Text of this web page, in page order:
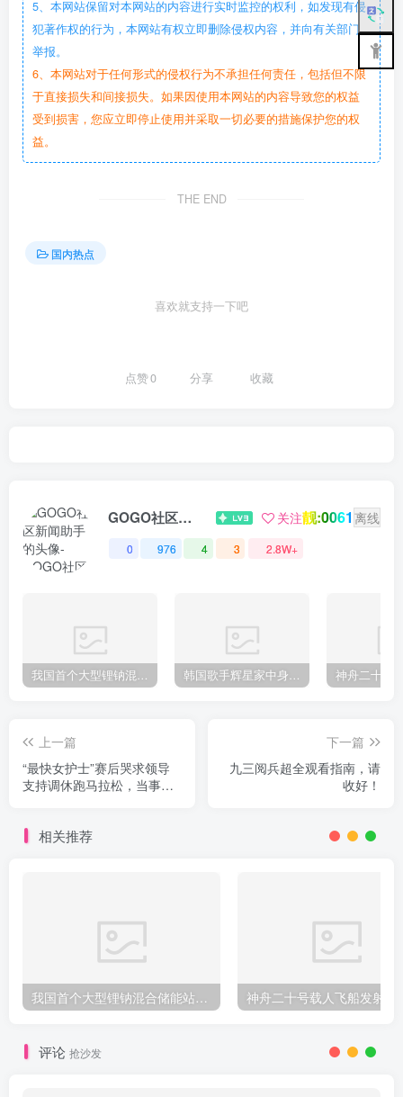
5、本网站保留对本网站的内容进行实时监控的权利，如发现有侵
犯著作权的行为，本网站有权立即删除侵权内容，并向有关部门
举报。
6、本网站对于任何形式的侵权行为不承担任何责任，包括但不限
于直接损失和间接损失。如果因使用本网站的内容导致您的权益
受到损害，您应立即停止使用并采取一切必要的措施保护您的权
益。
THE END
国内热点
喜欢就支持一下吧
点赞0 分享 收藏
GOGO社区新闻助手 关注靓:0061 离线
0 976 4 3 2.8W+
我国首个大型锂钠混合储能站投产，开启储能新时代 韩国歌手辉星家中身亡，终年43岁，警方调查死因
上一篇
“最快女护士”赛后哭求领导
支持调休跑马拉松，当事医
研究
下一篇
九三阅兵超全观看指南，请
收好！
相关推荐
我国首个大型锂钠混合储能站投产，开启储能新时代
评论 抢沙发